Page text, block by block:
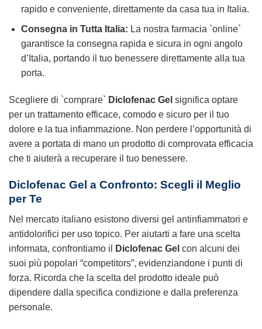
rapido e conveniente, direttamente da casa tua in Italia.
Consegna in Tutta Italia: La nostra farmacia `online`
garantisce la consegna rapida e sicura in ogni angolo
d’Italia, portando il tuo benessere direttamente alla tua
porta.
Scegliere di `comprare` Diclofenac Gel significa optare
per un trattamento efficace, comodo e sicuro per il tuo
dolore e la tua infiammazione. Non perdere l’opportunità di
avere a portata di mano un prodotto di comprovata efficacia
che ti aiuterà a recuperare il tuo benessere.
Diclofenac Gel a Confronto: Scegli il Meglio
per Te
Nel mercato italiano esistono diversi gel antinfiammatori e
antidolorifici per uso topico. Per aiutarti a fare una scelta
informata, confrontiamo il
Diclofenac Gel con alcuni dei
suoi più popolari “competitors”, evidenziandone i punti di
forza. Ricorda che la scelta del prodotto ideale può
dipendere dalla specifica condizione e dalla preferenza
personale.